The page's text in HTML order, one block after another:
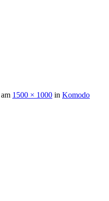
am 1500 × 1000 in Komodo